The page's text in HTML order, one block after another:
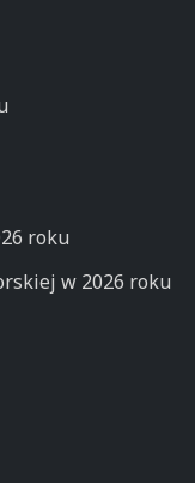
roku
w 2026 roku